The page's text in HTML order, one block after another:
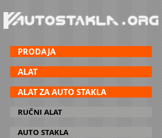
PRODAJA
ALAT
ALAT ZA AUTO STAKLA
RUČNI ALAT
AUTO STAKLA